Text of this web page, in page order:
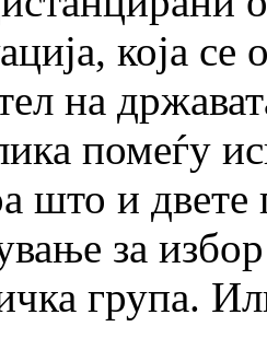
која
на
помеѓу
што и двете
за
група.